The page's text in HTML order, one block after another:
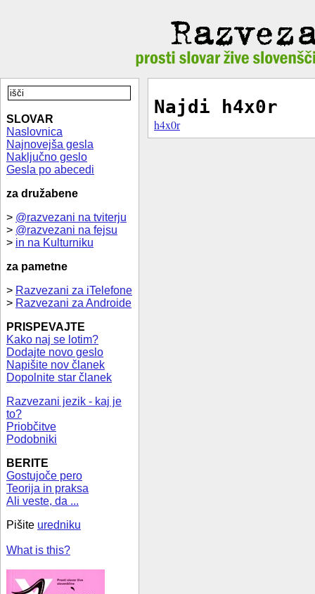
SLOVAR
Naslovnica
Najnovejša gesla
Naključno geslo
Gesla po abecedi
za družabene
> @razvezani na tviterju
> @razvezani na fejsu
> in na Kulturniku
za pametne
> Razvezani za iTelefone
> Razvezani za Androide
PRISPEVAJTE
Kako naj se lotim?
Dodajte novo geslo
Napišite nov članek
Dopolnite star članek
Razvezani jezik - kaj je
to?
Priobčitve
Podobniki
BERITE
Gostujoče pero
Teorija in praksa
Ali veste, da ...
Pišite uredniku
What is this?
Najdi h4x0r
h4x0r